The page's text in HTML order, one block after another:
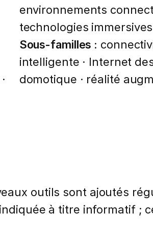
environnements
technologies
Sous-familles :
intelligente · Internet
domotique · réalité
outils sont ajoutés
à titre informatif ;